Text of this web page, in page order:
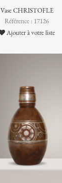
Vase CHRISTOFLE
Référence : 17126
Ajouter à votre liste